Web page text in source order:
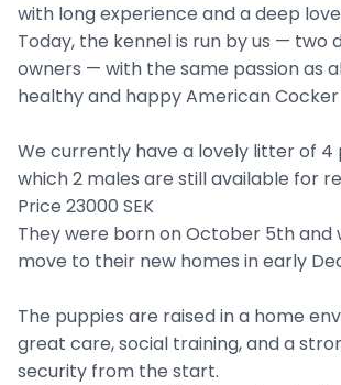
with long experience and a deep
Today, the kennel is run by us — two
owners — with the same passion as
healthy and happy American Cocker
We currently have a lovely litter of 4
which 2 males are still available for
Price 23000 SEK
They were born on October 5th and
move to their new homes in early
The puppies are raised in a home
great care, social training, and a
security from the start.